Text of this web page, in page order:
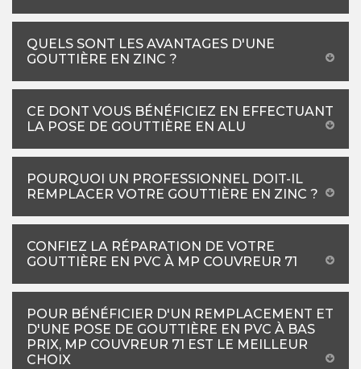
QUELS SONT LES AVANTAGES D'UNE
GOUTTIÈRE EN ZINC ?
CE DONT VOUS BÉNÉFICIEZ EN EFFECTUANT
LA POSE DE GOUTTIÈRE EN ALU
POURQUOI UN PROFESSIONNEL DOIT-IL
REMPLACER VOTRE GOUTTIÈRE EN ZINC ?
CONFIEZ LA RÉPARATION DE VOTRE
GOUTTIÈRE EN PVC À MP COUVREUR 71
POUR BÉNÉFICIER D'UN REMPLACEMENT ET
D'UNE POSE DE GOUTTIÈRE EN PVC À BAS
PRIX, MP COUVREUR 71 EST LE MEILLEUR
CHOIX